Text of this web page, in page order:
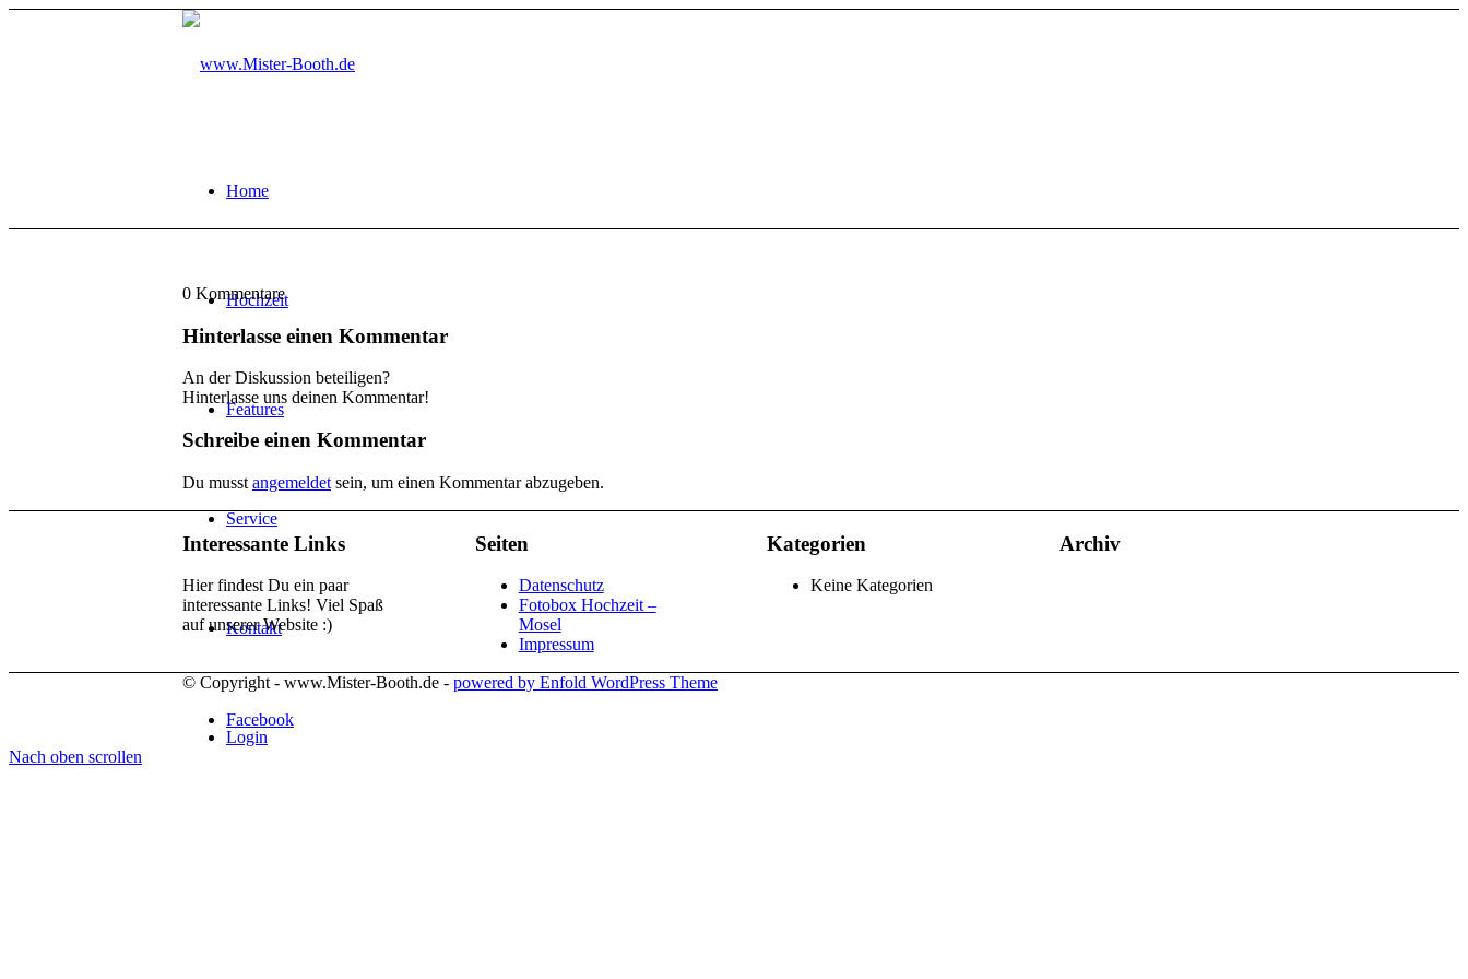
Home
Hochzeit
Features
Service
Kontakt
Login
0 Kommentare
Hinterlasse einen Kommentar
An der Diskussion beteiligen?
Hinterlasse uns deinen Kommentar!
Schreibe einen Kommentar
Du musst angemeldet sein, um einen Kommentar abzugeben.
Interessante Links
Hier findest Du ein paar
interessante Links! Viel Spaß
auf unserer Website :)
Seiten
Datenschutz
Fotobox Hochzeit –
Mosel
Impressum
Kategorien
Keine Kategorien
Archiv
© Copyright - www.Mister-Booth.de - powered by Enfold WordPress Theme
Facebook
Nach oben scrollen